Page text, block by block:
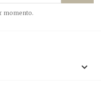
momento.
